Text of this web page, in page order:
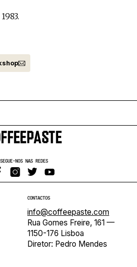
SEGUE-NOS NAS REDES
CONTACTOS
info@coffeepaste.com
Rua Gomes Freire, 161 —
1150-176 Lisboa
Diretor: Pedro Mendes